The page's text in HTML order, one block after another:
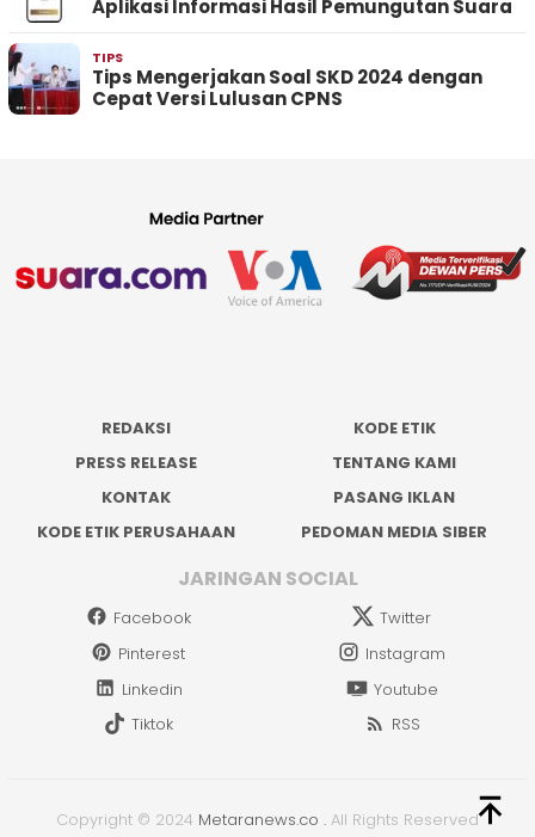
Aplikasi Informasi Hasil Pemungutan Suara
TIPS
Tips Mengerjakan Soal SKD 2024 dengan
Cepat Versi Lulusan CPNS
REDAKSI
KODE ETIK
PRESS RELEASE
TENTANG KAMI
KONTAK
PASANG IKLAN
KODE ETIK PERUSAHAAN
PEDOMAN MEDIA SIBER
JARINGAN SOCIAL
Facebook
Twitter
Pinterest
Instagram
Linkedin
Youtube
Tiktok
RSS
Copyright © 2024 Metaranews.co . All Rights Reserved